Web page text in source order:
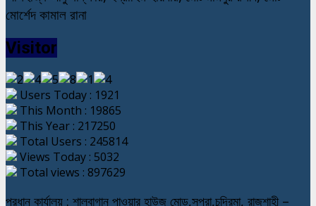
মোর্শেদ কামাল রানা
Visitor
Users Today : 1921
This Month : 19865
This Year : 217250
Total Users : 245814
Views Today : 5032
Total views : 897629
প্রধান কার্যালয় : শালবাগান পাওয়ার হাউজ মোড়,সপুরা,চন্দ্রিমা, রাজশাহী –